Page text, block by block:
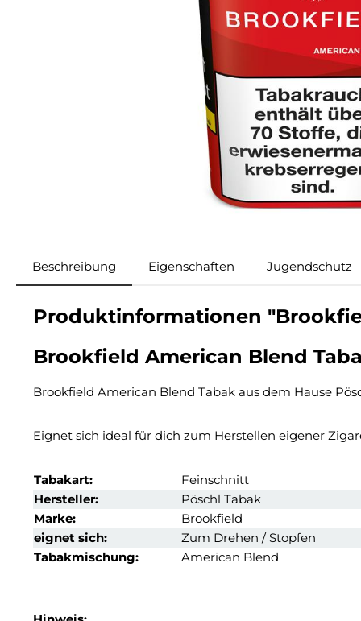
Beschreibung Eigenschaften Jugendschutz
Produktinformationen
Brookfield American Blend
Brookfield American Blend Tabak aus dem Hause
Eignet sich ideal für dich zum Herstellen eigener
Tabakart:
Feinschnitt
Hersteller:
Pöschl Tabak
Marke:
Brookfield
eignet sich:
Zum Drehen / Stopfen
Tabakmischung:
American Blend